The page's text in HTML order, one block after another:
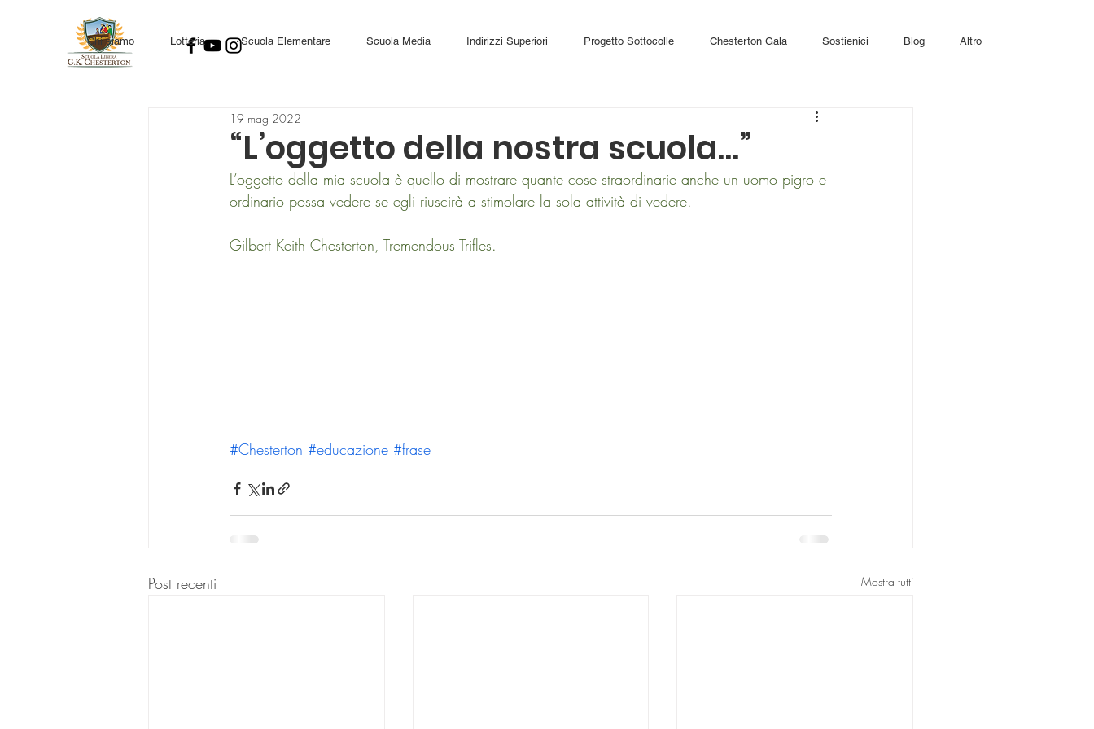
Chi siamo Lotteria Scuola Elementare Scuola Media Indirizzi Superiori Progetto Sottocolle Chesterton Gala Sostienici Blog Altro
“L’oggetto della nostra scuola…”
19 mag 2022
L’oggetto della mia scuola è quello di mostrare quante cose straordinarie anche un uomo pigro e
ordinario possa vedere se egli riuscirà a stimolare la sola attività di vedere.
Gilbert Keith Chesterton, Tremendous Trifles.
#Chesterton #educazione #frase
Post recenti Mostra tutti